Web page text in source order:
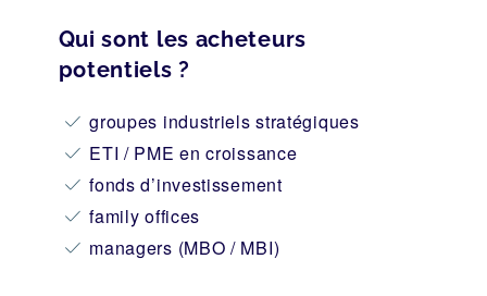
Qui sont les acheteurs
potentiels ?
groupes industriels stratégiques
ETI / PME en croissance
fonds d’investissement
family offices
managers (MBO / MBI)